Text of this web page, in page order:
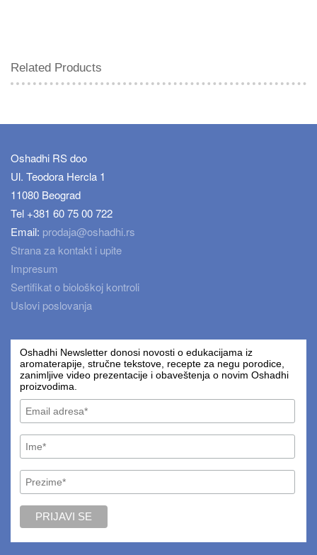
Related Products
Oshadhi RS doo
Ul. Teodora Hercla 1
11080 Beograd
Tel +381 60 75 00 722
Email: prodaja@oshadhi.rs
Strana za kontakt i upite
Impresum
Sertifikat o biološkoj kontroli
Uslovi poslovanja
Oshadhi Newsletter donosi novosti o edukacijama iz
aromaterapije, stručne tekstove, recepte za negu porodice,
zanimljive video prezentacije i obaveštenja o novim Oshadhi
proizvodima.